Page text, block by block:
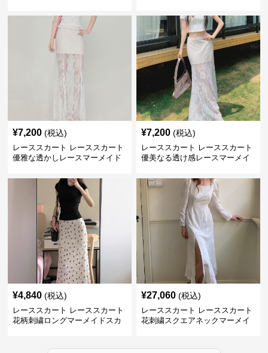
¥7,200 (税込)
レーススカート レーススカート
優雅な透かしレースマーメイド
¥7,200 (税込)
レーススカート レーススカート
優美なる透け感レースマーメイ
¥4,840 (税込)
レーススカート レーススカート
花柄刺繍ロングマーメイドスカ
¥27,060 (税込)
レーススカート レーススカート
花刺繍スクエアネックマーメイ